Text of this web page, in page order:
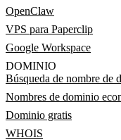
OpenClaw
VPS para Paperclip
Google Workspace
DOMINIO
Búsqueda de nombre de
Nombres de dominio
Dominio gratis
WHOIS